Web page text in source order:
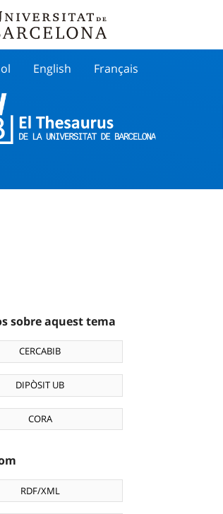
English Français
sobre aquest tema
CERCABIB
DIPÒSIT UB
CORA
RDF/XML